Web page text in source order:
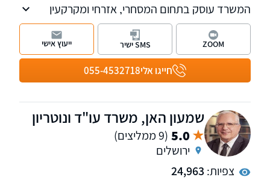
המשרד עוסק בתחום המסחרי, אזרחי ומקרקעין
ומספק כבר למעלה מ-23 שנה ייצוג משפטי
ללקוחות עסקיים ופרטיים. למשרד סניפים בתל
אביב וברחובות.
חייגו אלי055-4532718
ZOOM SMS ישיר ייעוץ אישי
שמעון האן, משרד עו"ד ונוטריון
5.0 (9 ממליצים)
ירושלים
צפיות: 24,963